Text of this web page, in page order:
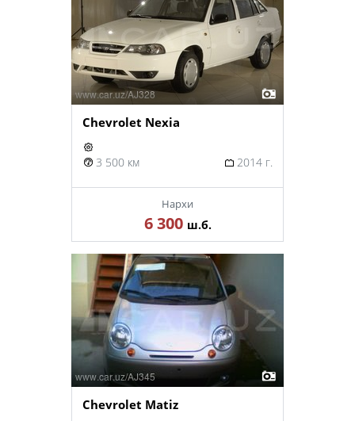
Chevrolet Nexia
3 500 км 2014 г.
Нархи
6 300 ш.б.
Chevrolet Matiz